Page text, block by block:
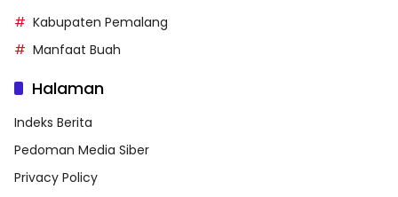
Kabupaten Pemalang
Manfaat Buah
Halaman
Indeks Berita
Pedoman Media Siber
Privacy Policy